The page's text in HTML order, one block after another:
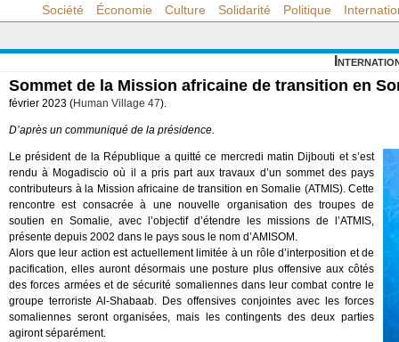
Société Économie Culture Solidarité Politique
Sommet de la Mission africaine de transition en
février 2023 (Human Village 47).
D’après un communiqué de la présidence.
Le président de la République a quitté ce mercredi matin Dijbouti et s’est
rendu à Mogadiscio où il a pris part aux travaux d’un sommet des pays
contributeurs à la Mission africaine de transition en Somalie (ATMIS). Cette
rencontre est consacrée à une nouvelle organisation des troupes de
soutien en Somalie, avec l’objectif d’étendre les missions de l’ATMIS,
présente depuis 2002 dans le pays sous le nom d’AMISOM.
Alors que leur action est actuellement limitée à un rôle d’interposition et de
pacification, elles auront désormais une posture plus offensive aux côtés
des forces armées et de sécurité somaliennes dans leur combat contre le
groupe terroriste Al-Shabaab. Des offensives conjointes avec les forces
somaliennes seront organisées, mais les contingents des deux parties
agiront séparément.